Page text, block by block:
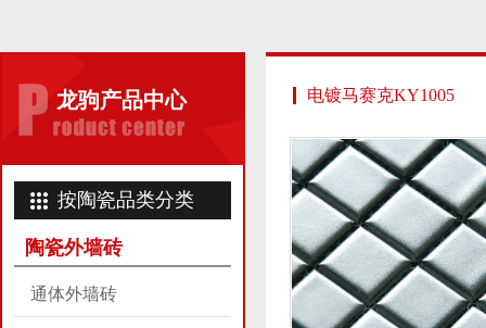
龙驹产品中心
按陶瓷品类分类
陶瓷外墙砖
通体外墙砖
电镀马赛克KY1005